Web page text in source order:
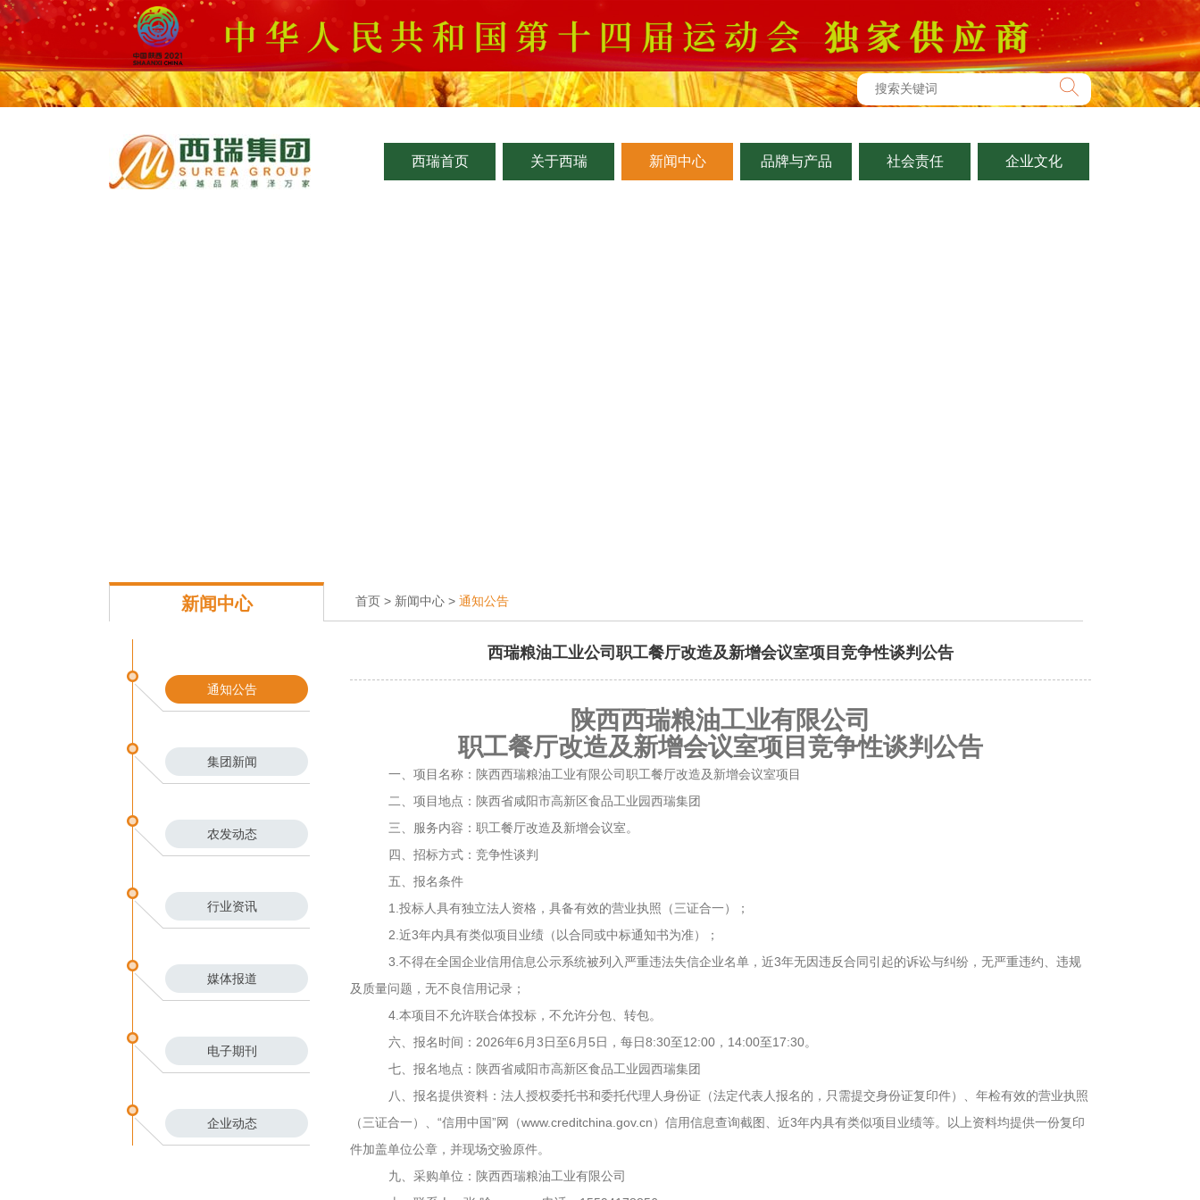
西瑞首页 关于西瑞 新闻中心 品牌与产品 社会责任 企业文化
新闻中心 首页 > 新闻中心 > 通知公告
通知公告
集团新闻
农发动态
行业资讯
媒体报道
电子期刊
企业动态
西瑞粮油工业公司职工餐厅改造及新增会议室项目竞争性谈判公告
陕西西瑞粮油工业有限公司
职工餐厅改造及新增会议室项目竞争性谈判公告
一、项目名称：陕西西瑞粮油工业有限公司职工餐厅改造及新增会议室项目
二、项目地点：陕西省咸阳市高新区食品工业园西瑞集团
三、服务内容：职工餐厅改造及新增会议室。
四、招标方式：竞争性谈判
五、报名条件
1.投标人具有独立法人资格，具备有效的营业执照（三证合一）；
2.近3年内具有类似项目业绩（以合同或中标通知书为准）；
3.不得在全国企业信用信息公示系统被列入严重违法失信企业名单，近3年无因违反合同引起的诉讼与纠纷，无严重违约、违规
及质量问题，无不良信用记录；
4.本项目不允许联合体投标，不允许分包、转包。
六、报名时间： 2026年6月3日至6月 5日，每日8:30至12:00， 14:00至17:30。
七、报名地点：陕西省咸阳市高新区食品工业园西瑞集团
八、报名提供资料：法人授权委托书和委托代理人身份证（法定代表人报名的，只需提交身份证复印件）、年检有效的营业执照
（三证合一）、“信用中国”网（www.creditchina.gov.cn）信用信息查询截图、近3年内具有类似项目业绩等。以上资料均提供一份复印
件加盖单位公章，并现场交验原件。
九、采购单位：陕西西瑞粮油工业有限公司